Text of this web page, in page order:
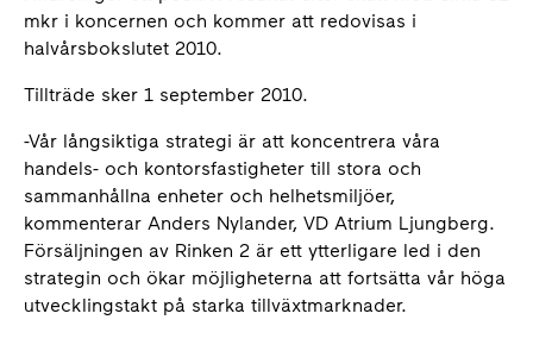
mkr i koncernen och kommer att redovisas i
halvårsbokslutet 2010.
Tillträde sker 1 september 2010.
-Vår långsiktiga strategi är att koncentrera våra
handels- och kontorsfastigheter till stora och
sammanhållna enheter och helhetsmiljöer,
kommenterar Anders Nylander, VD Atrium Ljungberg.
Försäljningen av Rinken 2 är ett ytterligare led i den
strategin och ökar möjligheterna att fortsätta vår höga
utvecklingstakt på starka tillväxtmarknader.